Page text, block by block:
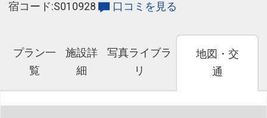
宿コード:S010928
口コミを見る
プラン一
覧
施設詳
細
写真ライブラ
リ
地図・交
通